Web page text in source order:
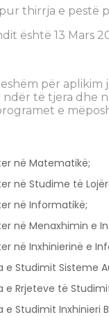
thirrja e pestë
është 13 Mars
për
ndër të tjera dhe
e
në Matematikë;
në Studime të
në Informatikë;
në Menaxhimin e
në Inxhinierinë e
e Studimit Sisteme
e Rrjeteve të
e Studimit Inxhinieri